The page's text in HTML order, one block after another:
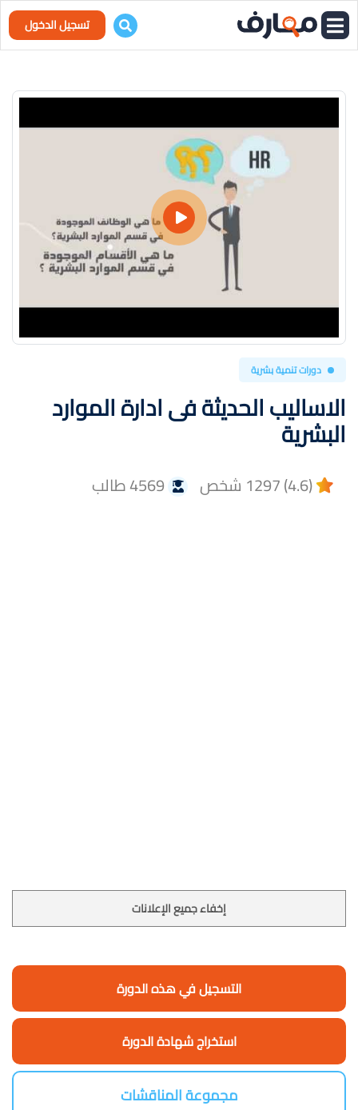
تسجيل الدخول
دورات تنمية بشرية
الاساليب الحديثة فى ادارة الموارد
البشرية
(4.6) 1297 شخص 4569 طالب
إخفاء جميع الإعلانات
التسجيل في هذه الدورة
استخراج شهادة الدورة
مجموعة المناقشات